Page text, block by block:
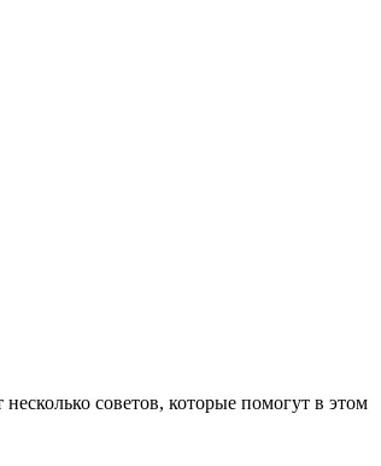
советов, которые помогут в этом